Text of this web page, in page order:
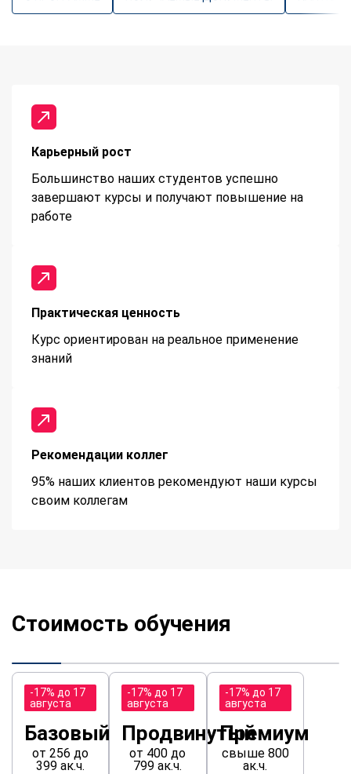
Карьерный рост
Большинство наших студентов успешно
завершают курсы и получают повышение на
работе
Практическая ценность
Курс ориентирован на реальное применение
знаний
Рекомендации коллег
95% наших клиентов рекомендуют наши курсы
своим коллегам
Стоимость обучения
-17% до 17
августа
Базовый
от 256 до
399 ак.ч.
-17% до 17
августа
Продвинутый
от 400 до
799 ак.ч.
-17% до 17
августа
Премиум
свыше 800
ак.ч.